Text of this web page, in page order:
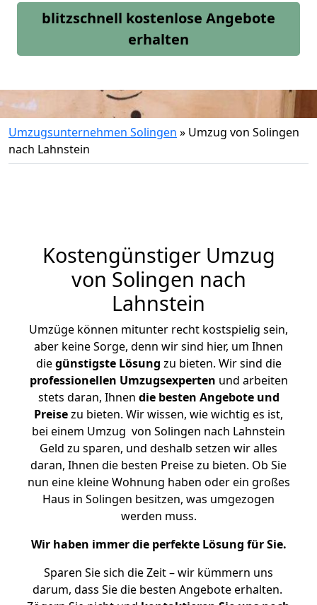
blitzschnell kostenlose Angebote
erhalten
Umzugsunternehmen Solingen » Umzug von Solingen
nach Lahnstein
Kostengünstiger Umzug
von Solingen nach
Lahnstein
Umzüge können mitunter recht kostspielig sein,
aber keine Sorge, denn wir sind hier, um Ihnen
diegünstigste Lösung zu bieten. Wir sind die
professionellen Umzugsexperten und arbeiten
stets daran, Ihnen die besten Angebote und
Preisezu bieten. Wir wissen, wie wichtig es ist,
bei einem Umzug von Solingen nach Lahnstein
Geld zu sparen, und deshalb setzen wir alles
daran, Ihnen die besten Preise zu bieten. Ob Sie
nun eine kleine Wohnung haben oder ein großes
Haus in Solingen besitzen, was umgezogen
werden muss.
Wir haben immer die perfekte Lösung für Sie.
Sparen Sie sich die Zeit – wir kümmern uns
darum, dass Sie die besten Angebote erhalten.